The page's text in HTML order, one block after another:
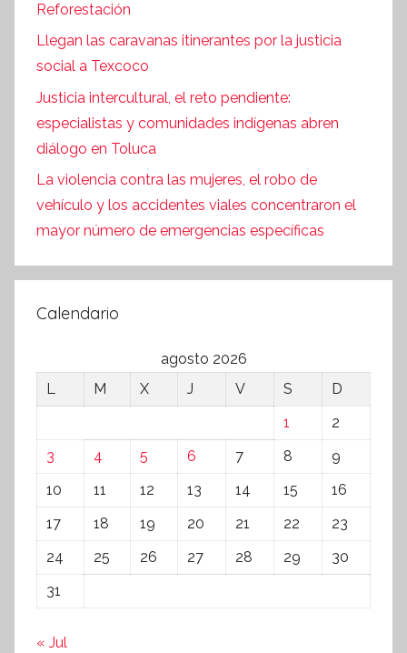
Reforestación
Llegan las caravanas itinerantes por la justicia
social a Texcoco
Justicia intercultural, el reto pendiente:
especialistas y comunidades indígenas abren
diálogo en Toluca
La violencia contra las mujeres, el robo de
vehículo y los accidentes viales concentraron el
mayor número de emergencias específicas
Calendario
agosto 2026
L
M X J V S
D
1
2
3
4 5 6 7 8
9
10
11 12 13 14 15
16
17
18 19 20 21 22
23
24
25 26 27 28 29
30
31
« Jul